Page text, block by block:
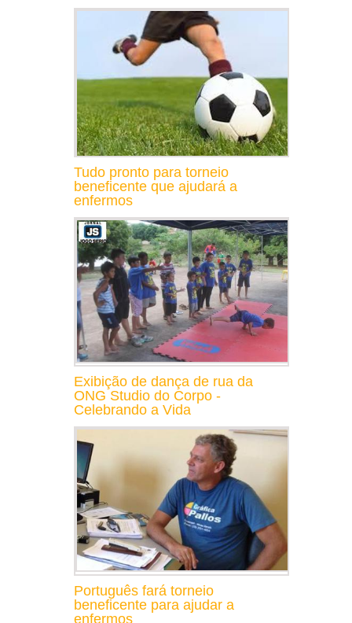
Tudo pronto para torneio
beneficente que ajudará a
enfermos
Exibição de dança de rua da
ONG Studio do Corpo -
Celebrando a Vida
Português fará torneio
beneficente para ajudar a
enfermos